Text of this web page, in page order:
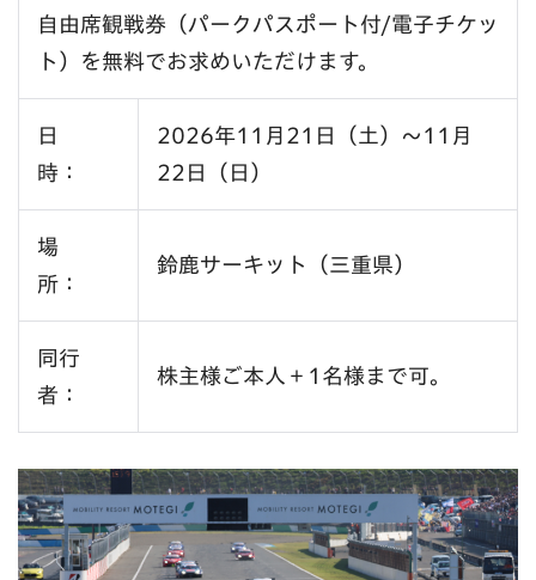
自由席観戦券（パークパスポート付/電子チケッ
ト）を無料でお求めいただけます。
日
時：
2026年11月21日（土）～11月
22日（日）
場
所：
鈴鹿サーキット（三重県）
同行
者：
株主様ご本人＋1名様まで可。